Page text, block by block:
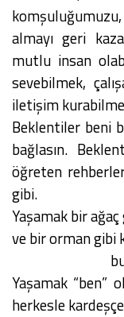
almayı geri
mutlu insan
sevebilmek,
iletişim
Beklentiler beni
bağlasın.
öğreten
gibi.
Yaşamak bir
ve bir orman gibi
bu
Yaşamak
herkesle